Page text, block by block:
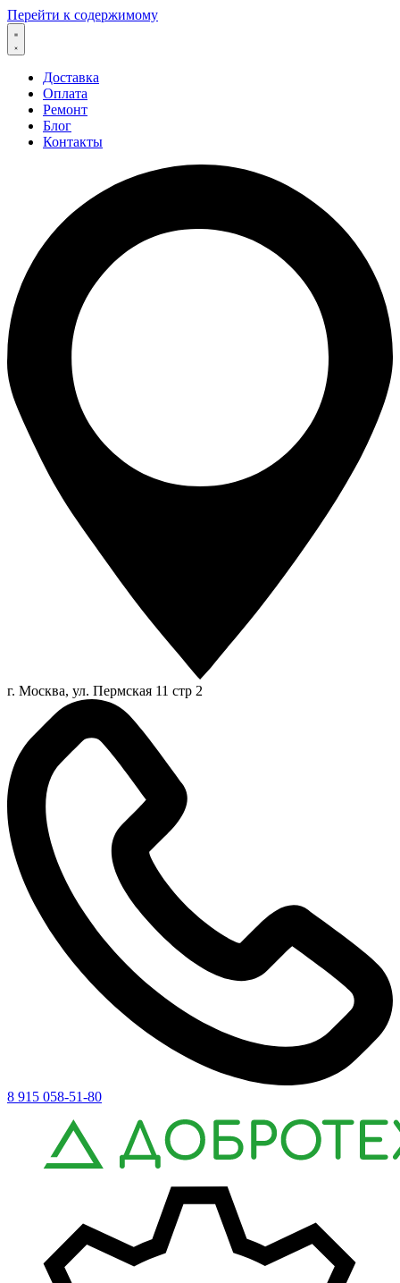
Перейти к содержимому
Доставка
Оплата
Ремонт
Блог
Контакты
г. Москва, ул. Пермская 11 стр 2
8 915 058-51-80